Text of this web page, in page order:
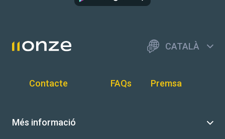
CATALÀ
Contacte FAQs Premsa
Més informació